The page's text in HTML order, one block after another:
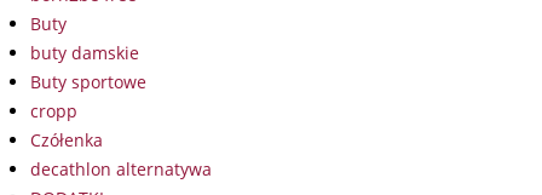
Buty
buty damskie
Buty sportowe
cropp
Czółenka
decathlon alternatywa